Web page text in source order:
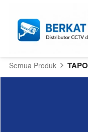
Semua Produk TAPO